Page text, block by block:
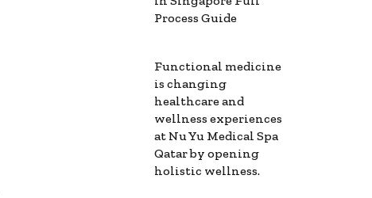
Process Guide
Functional medicine
is changing
healthcare and
wellness experiences
at Nu Yu Medical Spa
Qatar by opening
holistic wellness.